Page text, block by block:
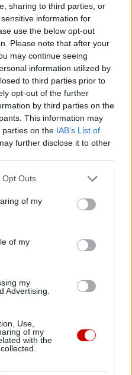
sharing to third parties, or
information for
use the below opt-out
Please note that after your
may continue seeing
information utilized by
to third parties prior to
opt-out of the further
by third parties on the
This information may
parties on the IAB’s List of
further disclose it to other
Opt Outs
of my
of my
my
Advertising.
Use,
of my
with the
Polsce i na świecie.
sprostanie temu
portalu eKAI.pl za
realizować naszą
tutaj
Copy Print
u gdańskich dominikanów